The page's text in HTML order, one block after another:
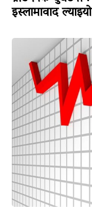
इस्लामावाद ल्याइयो